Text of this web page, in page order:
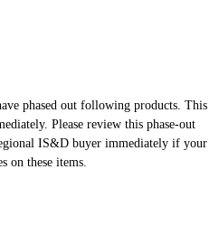
phased out following products. This
Please review this phase-out
IS&D buyer immediately if your
on these items.